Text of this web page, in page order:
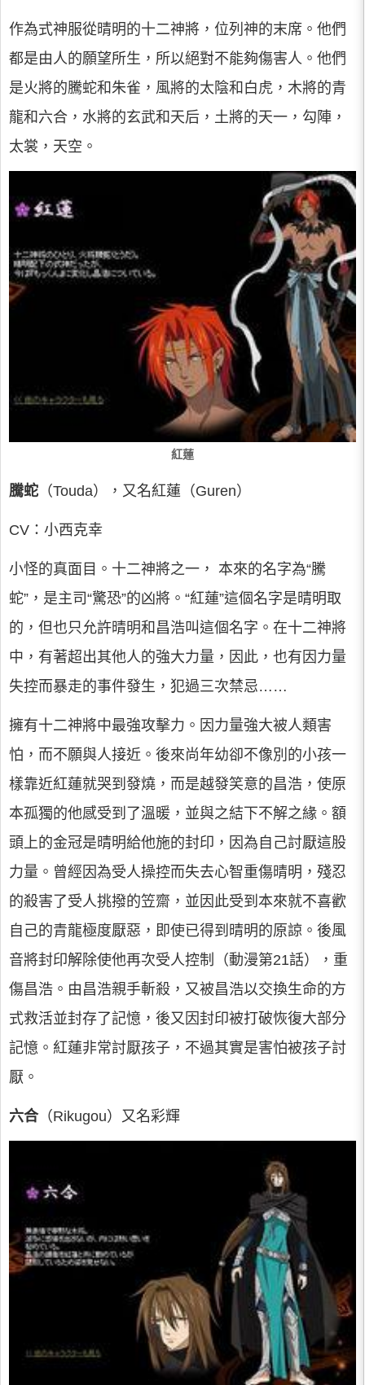
作為式神服從晴明的十二神將，位列神的末席。他們
都是由人的願望所生，所以絕對不能夠傷害人。他們
是火將的騰蛇和朱雀，風將的太陰和白虎，木將的青
龍和六合，水將的玄武和天后，土將的天一，勾陣，
太裳，天空。
紅蓮
騰蛇 （Touda），又名紅蓮（Guren）
CV：小西克幸
小怪的真面目。十二神將之一， 本來的名字為“騰
蛇”，是主司“驚恐”的凶將。“紅蓮”這個名字是晴明取
的，但也只允許晴明和昌浩叫這個名字。在十二神將
中，有著超出其他人的強大力量，因此，也有因力量
失控而暴走的事件發生，犯過三次禁忌……
擁有十二神將中最強攻擊力。因力量強大被人類害
怕，而不願與人接近。後來尚年幼卻不像別的小孩一
樣靠近紅蓮就哭到發燒，而是越發笑意的昌浩，使原
本孤獨的他感受到了溫暖，並與之結下不解之緣。額
頭上的金冠是晴明給他施的封印，因為自己討厭這股
力量。曾經因為受人操控而失去心智重傷晴明，殘忍
的殺害了受人挑撥的笠齋，並因此受到本來就不喜歡
自己的青龍極度厭惡，即使已得到晴明的原諒。後風
音將封印解除使他再次受人控制（動漫第21話），重
傷昌浩。由昌浩親手斬殺，又被昌浩以交換生命的方
式救活並封存了記憶，後又因封印被打破恢復大部分
記憶。紅蓮非常討厭孩子，不過其實是害怕被孩子討
厭。
六合（Rikugou）又名彩輝